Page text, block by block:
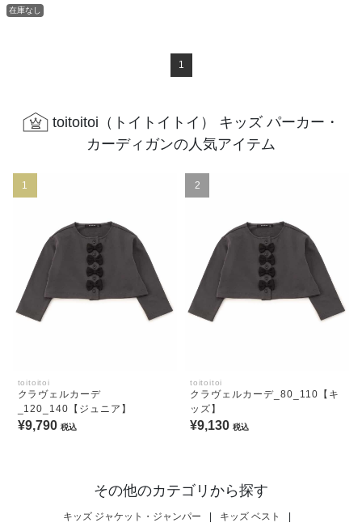
在庫なし
1
toitoitoi（トイトイトイ） キッズ パーカー・
カーディガンの人気アイテム
1
toitoitoi
クラヴェルカーデ
_120_140【ジュニア】
¥9,790 税込
2
toitoitoi
クラヴェルカーデ_80_110【キ
ッズ】
¥9,130 税込
その他のカテゴリから探す
キッズ ジャケット・ジャンパー | キッズ ベスト |